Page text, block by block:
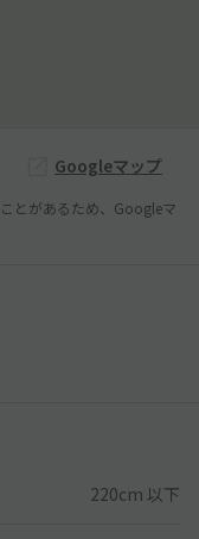
Googleマップ
とがあるため、Googleマ
220cm 以下